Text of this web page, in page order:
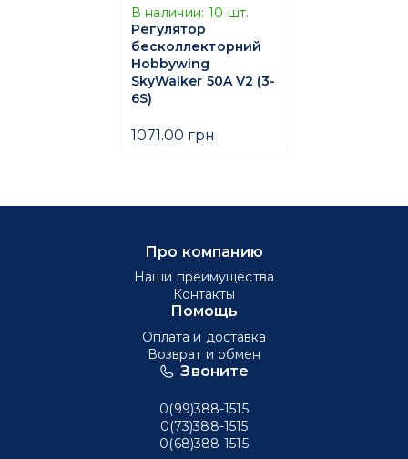
В наличии: 10 шт.
Регулятор
бесколлекторний
Hobbywing
SkyWalker 50A V2 (3-
6S)
1071.00 грн
Звоните
0(99)388-1515
0(73)388-1515
0(68)388-1515
Про компанию
Наши преимущества
Контакты
Помощь
Оплата и доставка
Возврат и обмен